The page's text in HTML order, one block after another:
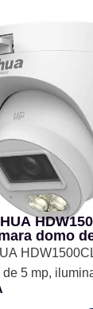
domo
dual + full
30 mts de
5 mp,
106°,